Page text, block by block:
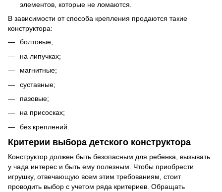
элементов, которые не ломаются.
В зависимости от способа крепления продаются такие
конструктора:
болтовые;
на липучках;
магнитные;
суставные;
пазовые;
на присосках;
без креплений.
Критерии выбора детского конструктора
Конструктор должен быть безопасным для ребенка, вызывать
у чада интерес и быть ему полезным. Чтобы приобрести
игрушку, отвечающую всем этим требованиям, стоит
проводить выбор с учетом ряда критериев. Обращать